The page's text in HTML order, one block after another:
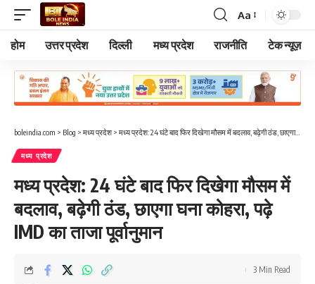
Font
Resizer
Aa
होम उत्तर प्रदेश दिल्ली मध्य प्रदेश राजनीति टेक न्यूज़
boleindia.com > Blog > मध्य प्रदेश> मध्य प्रदेश: 24 घंटे बाद फिर दिखेगा मौसम में बदलाव, बढ़ेगी ठंड, छाएगा घना कोहरा, पढ़े IMD का ताजा पूर्वानुमान
मध्य प्रदेश
मध्य प्रदेश: 24 घंटे बाद फिर दिखेगा मौसम में
बदलाव, बढ़ेगी ठंड, छाएगा घना कोहरा, पढ़े
IMD का ताजा पूर्वानुमान
3 Min Read